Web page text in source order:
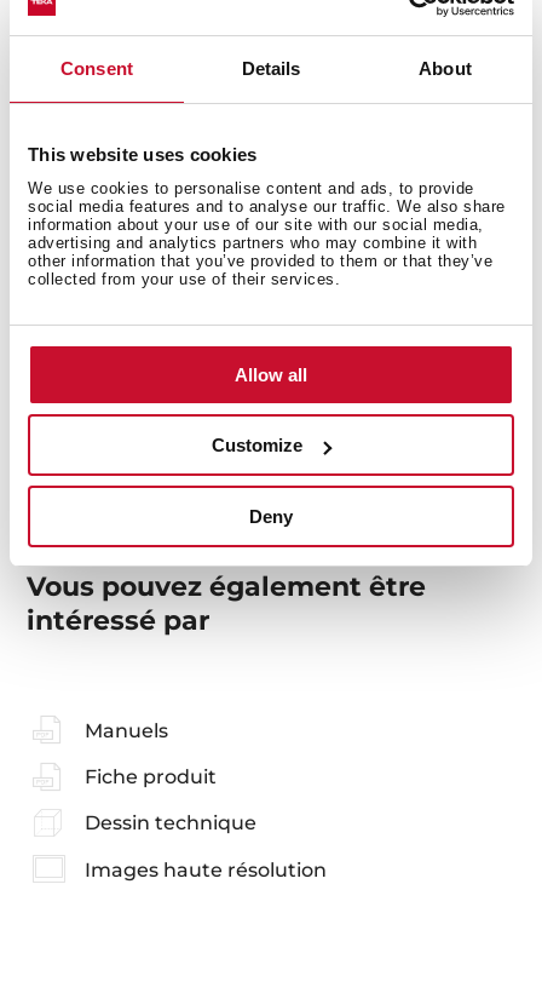
Consent Details About
This website uses cookies
We use cookies to personalise content and ads, to provide
social media features and to analyse our traffic. We also share
information about your use of our site with our social media,
advertising and analytics partners who may combine it with
other information that you’ve provided to them or that they’ve
collected from your use of their services.
Allow all
Customize
Deny
Terminer
Vous pouvez également être
intéressé par
Manuels
Fiche produit
Dessin technique
Images haute résolution